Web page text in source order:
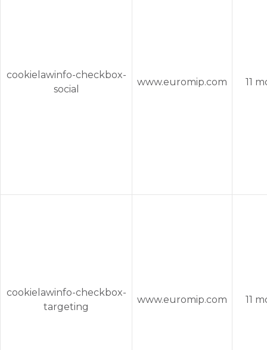
cookielawinfo-checkbox-
social
www.euromip.com 11
cookielawinfo-checkbox-
targeting
www.euromip.com 11